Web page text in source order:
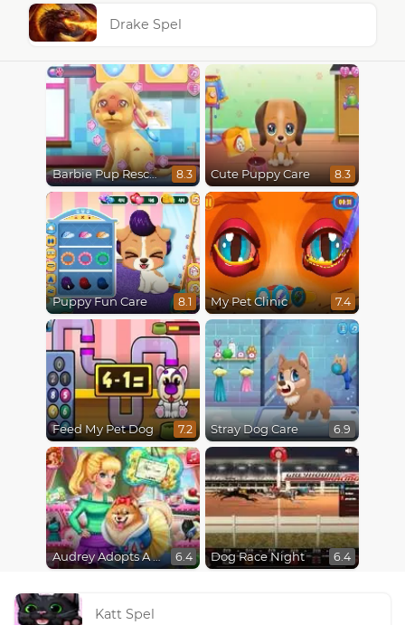
Drake Spel
Barbie Pup Rescue 8.3 Cute Puppy Care 8.3
Puppy Fun Care 8.1 My Pet Clinic 7.4
Feed My Pet Dog 7.2 Stray Dog Care 6.9
Audrey Adopts A Puppy 6.4 Dog Race Night 6.4
Katt Spel